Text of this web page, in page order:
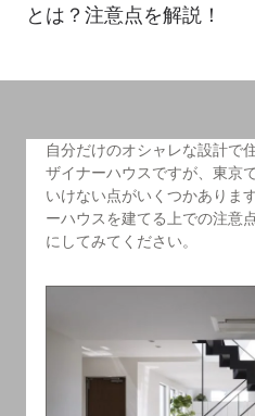
とは？注意点を解説！
自分だけのオシャレな設計で
ザイナーハウスですが、東京
いけない点がいくつかありま
ーハウスを建てる上での注意
にしてみてください。